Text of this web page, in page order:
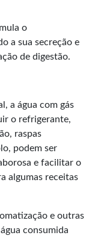
o
a sua secreção e
de digestão.
a água com gás
o refrigerante,
raspas
podem ser
e facilitar o
algumas receitas
e outras
consumida